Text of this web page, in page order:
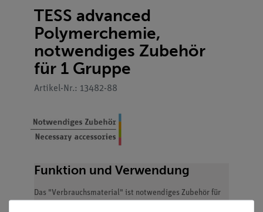
TESS advanced
Polymerchemie,
notwendiges Zubehör
für 1 Gruppe
Artikel-Nr.: 13482-88
Funktion und Verwendung
Das "Verbrauchsmaterial" ist notwendiges Zubehör für